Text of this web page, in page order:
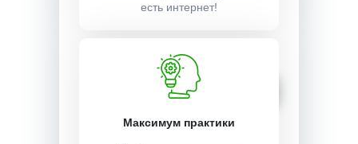
Записаться
есть интернет!
Максимум практики